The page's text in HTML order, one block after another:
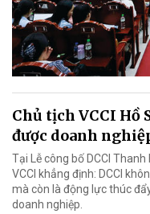
Chủ tịch VCCI Hồ
được doanh
Tại Lễ công bố DCCI
VCCI khẳng định: DCCI
mà còn là động lực thúc
doanh nghiệp.